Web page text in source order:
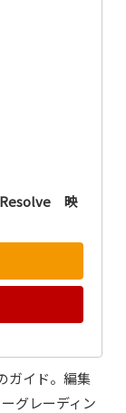
Resolve 映
ガイド。編集
グレーディン